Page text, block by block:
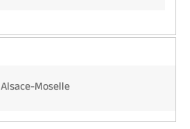
Alsace-Moselle